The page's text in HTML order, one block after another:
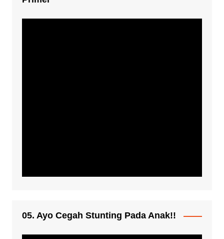
05. Ayo Cegah Stunting Pada Anak!!